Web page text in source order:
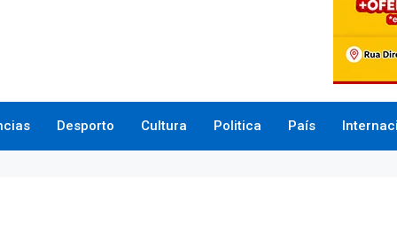
Desporto Cultura Politica País